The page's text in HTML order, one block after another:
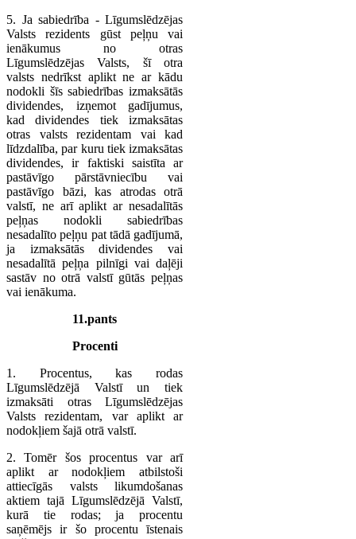
5. Ja sabiedrība - Līgumslēdzējas
Valsts rezidents gūst peļņu vai
ienākumus no otras
Līgumslēdzējas Valsts, šī otra
valsts nedrīkst aplikt ne ar kādu
nodokli šīs sabiedrības izmaksātās
dividendes, izņemot gadījumus,
kad dividendes tiek izmaksātas
otras valsts rezidentam vai kad
līdzdalība, par kuru tiek izmaksātas
dividendes, ir faktiski saistīta ar
pastāvīgo pārstāvniecību vai
pastāvīgo bāzi, kas atrodas otrā
valstī, ne arī aplikt ar nesadalītās
peļņas nodokli sabiedrības
nesadalīto peļņu pat tādā gadījumā,
ja izmaksātās dividendes vai
nesadalītā peļņa pilnīgi vai daļēji
sastāv no otrā valstī gūtās peļņas
vai ienākuma.
11.pants
Procenti
1. Procentus, kas rodas
Līgumslēdzējā Valstī un tiek
izmaksāti otras Līgumslēdzējas
Valsts rezidentam, var aplikt ar
nodokļiem šajā otrā valstī.
2. Tomēr šos procentus var arī
aplikt ar nodokļiem atbilstoši
attiecīgās valsts likumdošanas
aktiem tajā Līgumslēdzējā Valstī,
kurā tie rodas; ja procentu
saņēmējs ir šo procentu īstenais